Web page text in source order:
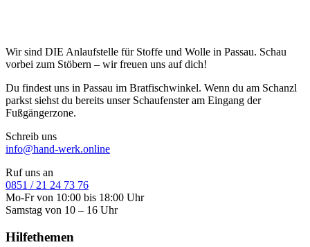
Wir sind DIE Anlaufstelle für Stoffe und Wolle in Passau. Schau
vorbei zum Stöbern – wir freuen uns auf dich!
Du findest uns in Passau im Bratfischwinkel. Wenn du am Schanzl
parkst siehst du bereits unser Schaufenster am Eingang der
Fußgängerzone.
Schreib uns
info@hand-werk.online
Ruf uns an
0851 / 21 24 73 76
Mo-Fr von 10:00 bis 18:00 Uhr
Samstag von 10 – 16 Uhr
Hilfethemen